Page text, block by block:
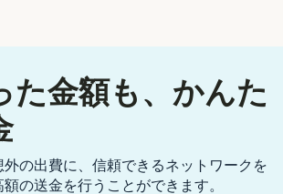
た金額も、かんた
の出費に、信頼できるネットワークを
の送金を行うことができます。